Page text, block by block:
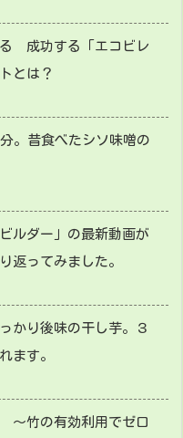
成功する「エコビレ
とは？
。昔食べたシソ味噌の
ルダー」の最新動画が
返ってみました。
かり後味の干し芋。３
ます。
～竹の有効利用でゼロ